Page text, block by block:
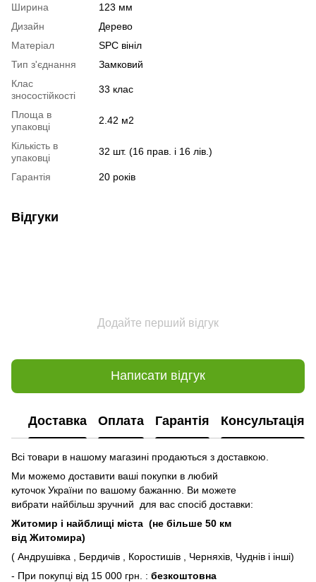
Ширина
123 мм
Дизайн
Дерево
Матеріал
SPC вініл
Тип з'єднання
Замковий
Клас
зносостійкості
33 клас
Площа в
упаковці
2.42 м2
Кількість в
упаковці
32 шт. (16 прав. і 16 лів.)
Гарантія 20 років
Відгуки
Додайте перший відгук
Написати відгук
Доставка Оплата Гарантія Консультація
Всі товари в нашому магазині продаються з доставкою.
Ми можемо доставити ваші покупки в любий
куточок України по вашому бажанню. Ви можете
вибрати найбільш зручний для вас спосіб доставки:
Житомир і найблищі міста (не більше 50 км
від Житомира)
( Андрушівка , Бердичів , Коростишів , Черняхів, Чуднів і інші)
- При покупці від 15 000 грн. : безкоштовна